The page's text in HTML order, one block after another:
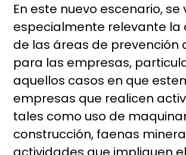
En este nuevo escenario, se
especialmente relevante la
de las áreas de prevención
para las empresas,
aquellos casos en que
empresas que realicen
tales como uso de
construcción, faenas